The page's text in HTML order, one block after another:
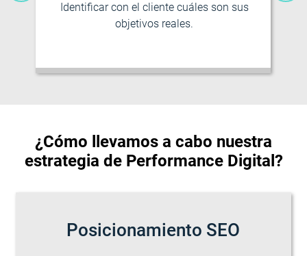
Identificar con el cliente cuáles son sus
objetivos reales.
¿Cómo llevamos a cabo nuestra
estrategia de Performance Digital?
Posicionamiento SEO